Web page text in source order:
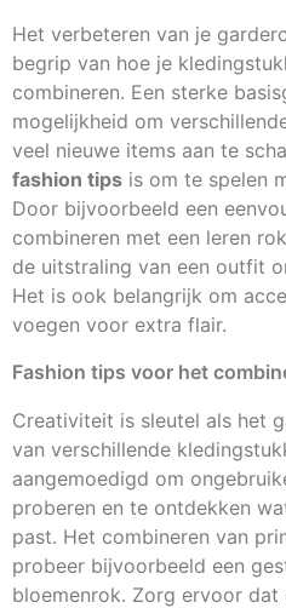
Het verbeteren van je
begrip van hoe je
combineren. Een sterke
mogelijkheid om
veel nieuwe items aan te
fashion tips is om te spelen
Door bijvoorbeeld een
combineren met een leren
de uitstraling van een outfit
Het is ook belangrijk om
voegen voor extra flair.
Fashion tips voor het
Creativiteit is sleutel als het
van verschillende
aangemoedigd om
proberen en te ontdekken
past. Het combineren van
probeer bijvoorbeeld een
bloemenrok. Zorg ervoor dat